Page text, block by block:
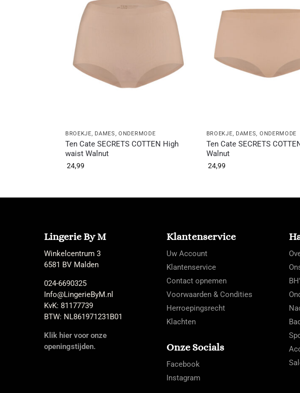
BROEKJE, DAMES,ONDERMODE
Ten Cate SECRETS COTTEN High
waist Walnut
24,99
BROEKJE, DAMES, ONDERMODE
Ten Cate SECRETS
Walnut
24,99
Lingerie By M
Winkelcentrum 3
6581 BV Malden
024-6690325
Info@LingerieByM.nl
KvK: 81177739
BTW: NL861971231B01
Klik hier voor onze
openingstijden.
Klantenservice
Uw Account
Klantenservice
Contact opnemen
Voorwaarden & Condities
Herroepingsrecht
Klachten
Onze Socials
Facebook
Instagram